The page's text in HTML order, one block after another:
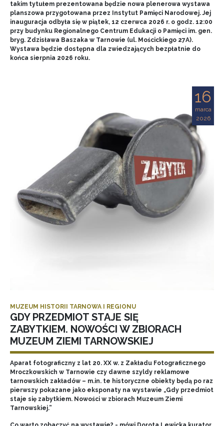
takim tytułem prezentowana będzie nowa plenerowa wystawa
planszowa przygotowana przez Instytut Pamięci Narodowej. Jej
inauguracja odbyła się w piątek, 12 czerwca 2026 r. o godz. 12:00
przy budynku Regionalnego Centrum Edukacji o Pamięci im. gen.
bryg. Zdzisława Baszaka w Tarnowie (ul. Mościckiego 27A).
Wystawa będzie dostępna dla zwiedzających bezpłatnie do
końca sierpnia 2026 roku.
16
marca
2026
MUZEUM HISTORII TARNOWA I REGIONU
GDY PRZEDMIOT STAJE SIĘ
ZABYTKIEM. NOWOŚCI W ZBIORACH
MUZEUM ZIEMI TARNOWSKIEJ
Aparat fotograficzny z lat 20. XX w. z Zakładu Fotograficznego
Mroczkowskich w Tarnowie czy dawne szyldy reklamowe
tarnowskich zakładów – m.in. te historyczne obiekty będą po raz
pierwszy pokazane jako eksponaty na wystawie „Gdy przedmiot
staje się zabytkiem. Nowości w zbiorach Muzeum Ziemi
Tarnowskiej.”